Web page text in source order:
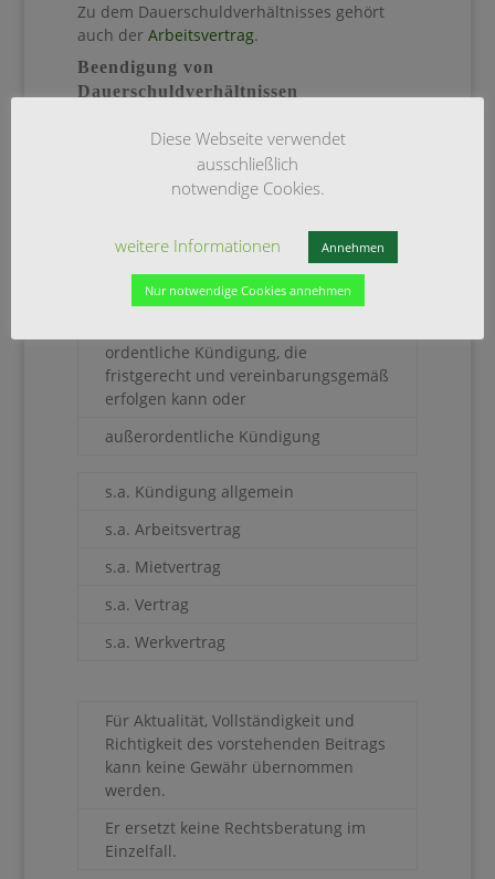
Zu dem Dauerschuldverhältnisses gehört
auch der Arbeitsvertrag.
Beendigung von
Dauerschuldverhältnissen
Dauerschuldverhältnisse können enden
Ablauf der vereinbarten Bindungsfrist
oder Erreichung des vereinbarten
ordentliche Kündigung, die
fristgerecht und vereinbarungsgemäß
erfolgen kann oder
außerordentliche Kündigung
s.a. Kündigung allgemein
s.a. Arbeitsvertrag
s.a. Mietvertrag
s.a. Vertrag
s.a. Werkvertrag
Für Aktualität, Vollständigkeit und
Richtigkeit des vorstehenden Beitrags
kann keine Gewähr übernommen
werden.
Er ersetzt keine Rechtsberatung im
Einzelfall.
Diese Webseite verwendet
ausschließlich
notwendige Cookies.
weitere Informationen Annehmen
Nur notwendige Cookies annehmen